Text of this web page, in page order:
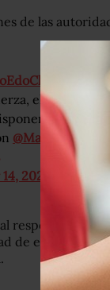
de las
elementos
de su
@MaxEspejel
2020
respondió a
de emprender